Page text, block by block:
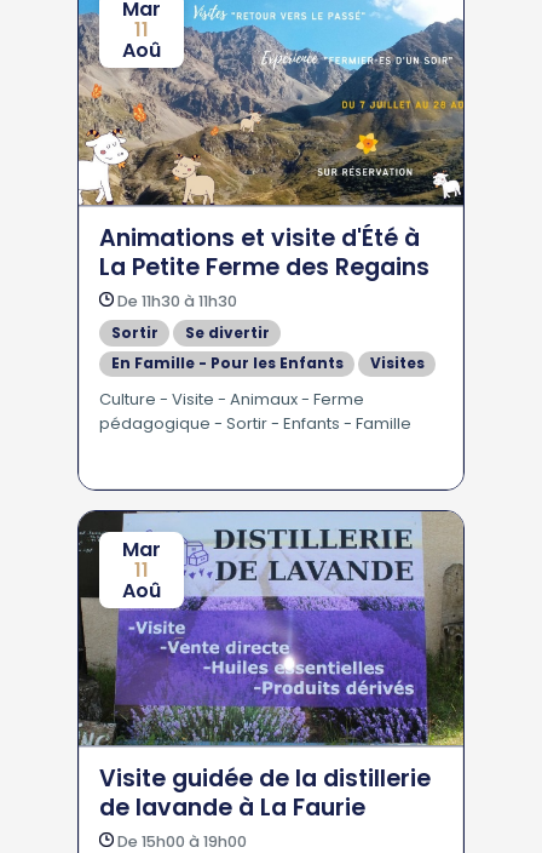
Mar
11
Aoû
Animations et visite d'Été à
La Petite Ferme des Regains
De 11h30 à 11h30
Sortir
Se divertir
En Famille - Pour les Enfants
Visites
Culture - Visite - Animaux - Ferme
pédagogique - Sortir - Enfants - Famille
Mar
11
Aoû
Visite guidée de la distillerie
de lavande à La Faurie
De 15h00 à 19h00